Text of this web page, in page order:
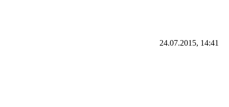
24.07.2015, 14:41